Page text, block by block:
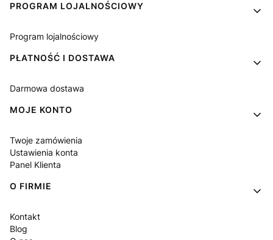
PROGRAM LOJALNOŚCIOWY
Program lojalnościowy
PŁATNOŚĆ I DOSTAWA
Darmowa dostawa
MOJE KONTO
Twoje zamówienia
Ustawienia konta
Panel Klienta
O FIRMIE
Kontakt
Blog